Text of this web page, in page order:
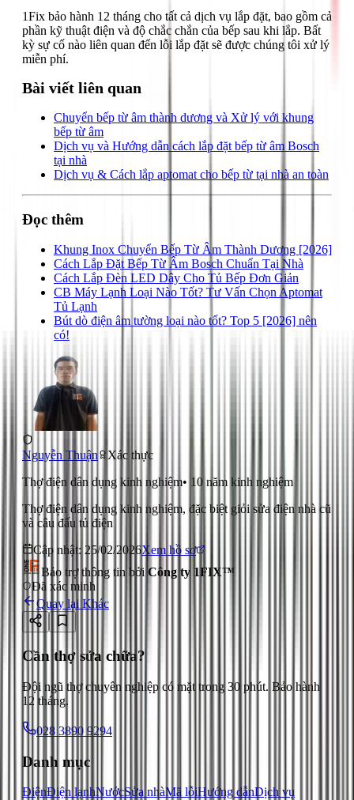
1Fix bảo hành 12 tháng cho tất cả dịch vụ lắp đặt, bao gồm cả
phần kỹ thuật điện và độ chắc chắn của bếp sau khi lắp. Bất
kỳ sự cố nào liên quan đến lỗi lắp đặt sẽ được chúng tôi xử lý
miễn phí.
Bài viết liên quan
Chuyển bếp từ âm thành dương và Xử lý với khung
bếp từ âm
Dịch vụ và Hướng dẫn cách lắp đặt bếp từ âm Bosch
tại nhà
Dịch vụ & Cách lắp aptomat cho bếp từ tại nhà an toàn
Đọc thêm
Khung Inox Chuyển Bếp Từ Âm Thành Dương [2026]
Cách Lắp Đặt Bếp Từ Âm Bosch Chuẩn Tại Nhà
Cách Lắp Đèn LED Dây Cho Tủ Bếp Đơn Giản
CB Máy Lạnh Loại Nào Tốt? Tư Vấn Chọn Aptomat
Tủ Lạnh
Bút dò điện âm tường loại nào tốt? Top 5 [2026] nên
có!
Nguyễn Thuận
Xác thực
Thợ điện dân dụng kinh nghiệm• 10 năm kinh nghiệm
Thợ điện dân dụng kinh nghiệm, đặc biệt giỏi sửa điện nhà cũ
và câu đấu tủ điện
Cập nhật: 25/02/2026Xem hồ sơ
Bảo trợ thông tin bởi Công ty 1FIX™
Đã xác minh
Quay lại Khác
Cần thợ sửa chữa?
Đội ngũ thợ chuyên nghiệp có mặt trong 30 phút. Bảo hành
12 tháng.
028 3890 9294
Danh mục
ĐiệnĐiện lạnhNướcSửa nhàMã lỗiHướng dẫnDịch vụ